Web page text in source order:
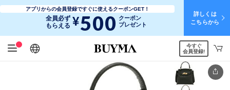
アプリからの会員登録ですぐに使えるクーポンGET！
全員必ず
もらえる ¥500 クーポン
プレゼント
詳しくは
こちらから
日本語
English
简体中文
繁體中文
今すぐ
会員登録!